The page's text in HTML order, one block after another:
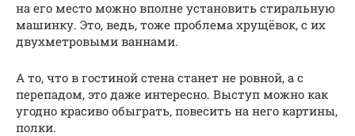
на его место можно вполне установить стиральную
машинку. Это, ведь, тоже проблема хрущёвок, с их
двухметровыми ваннами.
А то, что в гостиной стена станет не ровной, а с
перепадом, это даже интересно. Выступ можно как
угодно красиво обыграть, повесить на него картины,
полки.